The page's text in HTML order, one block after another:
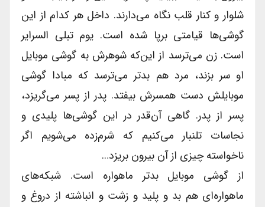
شلوار و کنار قلب نگاه می‌دارند. داخل هر کدام از این
گوشی‌ها قیامتی برپا شده است. یوم تبلی ‌السرایر
است. زن می‌ترسد از این‌که شوهرش به گوشی موبایل
او سر بزند، مرد هم بدتر می‌ترسد که مبادا گوشی
موبایلش دست همسرش بیفتد. پدر از پسر می‌گریزد،
پسر از پدر. گاهی آن‌قدر در این گوشی‌ها پلیدی و
نجاسات تلنبار می‌کنیم که شرم‌زده می‌شویم اگر
ناخواسته چیزی از آن بیرون بریزد…
از گوشی موبایل بدتر ماهواره است. شبکه‌های
ماهواره‌ای هم بد و پلید و زشت و انباشته از دروغ و